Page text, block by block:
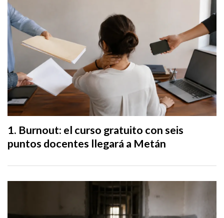
Burnout: el curso gratuito con seis
puntos docentes llegará a Metán